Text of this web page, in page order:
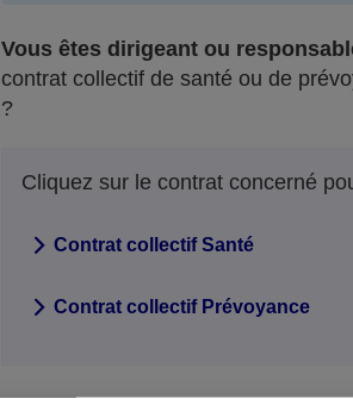
Vous êtes dirigeant ou
contrat collectif de santé ou de
?
Cliquez sur le contrat concerné
Contrat collectif Santé
Contrat collectif Prévoyance